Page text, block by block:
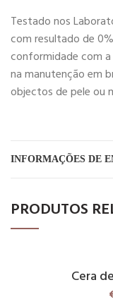
Testado nos
com resultado de
conformidade com a
na manutenção em
objectos de pele ou
INFORMAÇÕES DE
PRODUTOS
Cera